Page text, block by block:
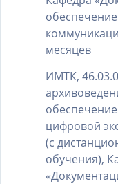
месяцев
ИМТК,
цифровой
(с
обучения),